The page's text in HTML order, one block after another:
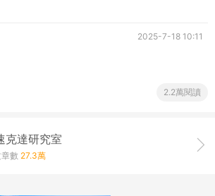
2025-7-18 10:11
2.2萬閱讀
克達研究室
數 27.3萬